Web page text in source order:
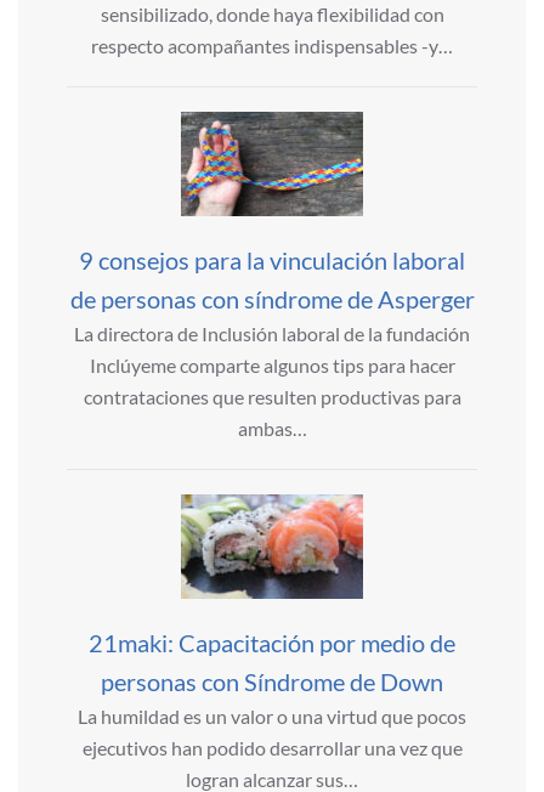
sensibilizado, donde haya flexibilidad con
respecto acompañantes indispensables -y…
9 consejos para la vinculación laboral
de personas con síndrome de Asperger
La directora de Inclusión laboral de la fundación
Inclúyeme comparte algunos tips para hacer
contrataciones que resulten productivas para
ambas…
21maki: Capacitación por medio de
personas con Síndrome de Down
La humildad es un valor o una virtud que pocos
ejecutivos han podido desarrollar una vez que
logran alcanzar sus…